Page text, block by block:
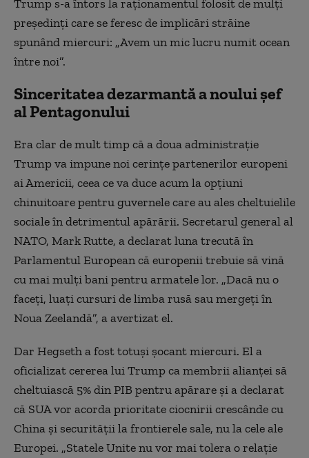
Trump s-a întors la raţionamentul folosit de mulţi
preşedinţi care se feresc de implicări străine
spunând miercuri: „Avem un mic lucru numit ocean
între noi”.
Sinceritatea dezarmantă a noului șef
al Pentagonului
Era clar de mult timp că a doua administraţie
Trump va impune noi cerinţe partenerilor europeni
ai Americii, ceea ce va duce acum la opţiuni
chinuitoare pentru guvernele care au ales cheltuielile
sociale în detrimentul apărării. Secretarul general al
NATO, Mark Rutte, a declarat luna trecută în
Parlamentul European că europenii trebuie să vină
cu mai mulţi bani pentru armatele lor. „Dacă nu o
faceţi, luaţi cursuri de limba rusă sau mergeţi în
Noua Zeelandă”, a avertizat el.
Dar Hegseth a fost totuşi şocant miercuri. El a
oficializat cererea lui Trump ca membrii alianţei să
cheltuiască 5% din PIB pentru apărare şi a declarat
că SUA vor acorda prioritate ciocnirii crescânde cu
China şi securităţii la frontierele sale, nu la cele ale
Europei. „Statele Unite nu vor mai tolera o relaţie